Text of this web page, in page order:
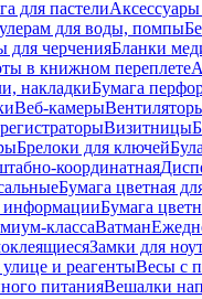
для пастели
для воды, помпы
для черченияБланки
в книжном переплете
накладкиБумага
Веб-камеры
Визитницы
Брелоки для ключей
координатная
Бумага цветная
информацииБумага
классаВатман
Замки для
и реагентыВесы с
питанияВешалки